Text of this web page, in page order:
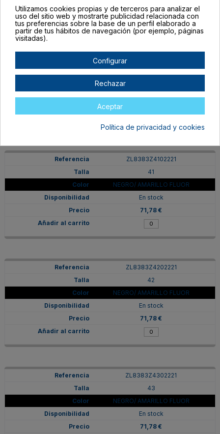
ZL8383Z4002221
NEGRO/ AMARILLO FLUOR
ZL8383Z4102221
41
NEGRO/ AMARILLO FLUOR
En stock
71,78 €
ZL8383Z4202221
42
NEGRO/ AMARILLO FLUOR
En stock
71,78 €
ZL8383Z4302221
43
NEGRO/ AMARILLO FLUOR
En stock
71,78 €
Utilizamos cookies propias y de terceros para analizar el
uso del sitio web y mostrarte publicidad relacionada con
tus preferencias sobre la base de un perfil elaborado a
partir de tus hábitos de navegación (por ejemplo, páginas
visitadas).
Configurar
Rechazar
Aceptar
Política de privacidad y cookies